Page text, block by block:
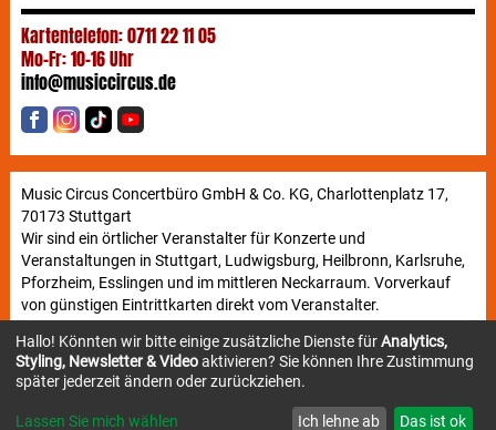
Kartentelefon: 0711 22 11 05
Mo-Fr: 10-16 Uhr
info@musiccircus.de
Music Circus Concertbüro GmbH & Co. KG, Charlottenplatz 17,
70173 Stuttgart
Wir sind ein örtlicher Veranstalter für Konzerte und
Veranstaltungen in Stuttgart, Ludwigsburg, Heilbronn, Karlsruhe,
Pforzheim, Esslingen und im mittleren Neckarraum. Vorverkauf
von günstigen Eintrittkarten direkt vom Veranstalter.
Newsletter
Hallo! Könnten wir bitte einige zusätzliche Dienste fürAnalytics,
Styling, Newsletter & Videoaktivieren? Sie können Ihre Zustimmung
später jederzeit ändern oder zurückziehen.
Lassen Sie mich wählen Ich lehne ab Das ist ok